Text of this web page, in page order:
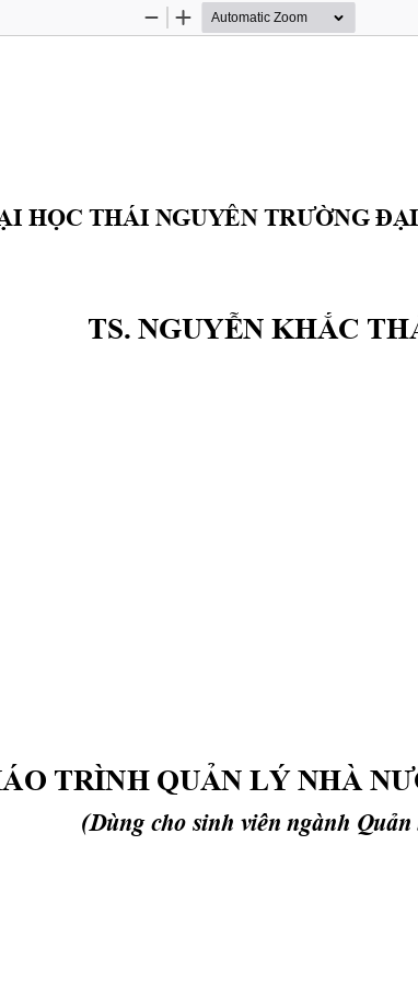
Zoom
Zoom
I HỌC THÁI NGUYÊN TRƯỜNG ĐẠ
TS. NGUYỄN KHẮC
TRÌNH QUẢN LÝ NHÀ N
(Dùng cho sinh viên ngành Quản